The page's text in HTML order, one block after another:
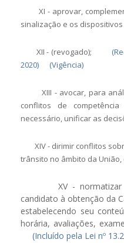
XI - aprovar,
sinalização e os
XII - (revogado);
2020)
(Vigência)
XIII - avocar, para
conflitos de
necessário, unificar as
XIV - dirimir conflitos
trânsito no âmbito da
XV - normatizar o
candidato à obtenção da
estabelecendo seu
horária, avaliações,
(Incluído pela Lei nº